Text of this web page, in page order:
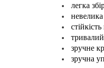
легка
невелика
тривалий
зручне
зручна